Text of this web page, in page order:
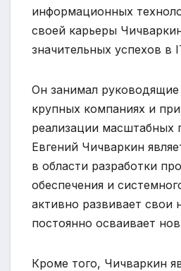
информационных
своей карьеры
значительных успехов в
Он занимал
крупных компаниях и
реализации масштабных
Евгений Чичваркин
в области разработки
обеспечения и
активно развивает свои
постоянно осваивает
Кроме того, Чичваркин